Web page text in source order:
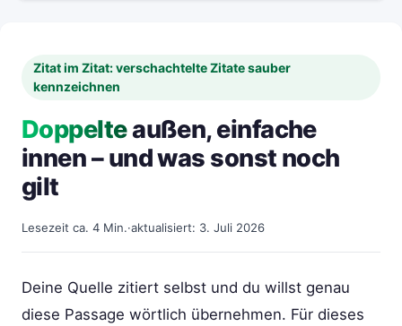
Zitat im Zitat: verschachtelte Zitate sauber
kennzeichnen
Doppelteaußen, einfache
innen – und was sonst noch
gilt
Lesezeit ca. 4 Min.·aktualisiert: 3. Juli 2026
Deine Quelle zitiert selbst und du willst genau
diese Passage wörtlich übernehmen. Für dieses